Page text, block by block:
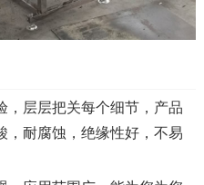
，层层把关每个细节，产品
，耐腐蚀，绝缘性好，不易